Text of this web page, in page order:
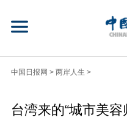
中国日报网 > 两岸人生 >
台湾来的“城市美容